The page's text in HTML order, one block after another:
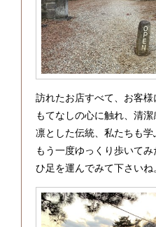
訪れたお店すべて、お客
もてなしの心に触れ、清
凛とした伝統、私たちも学
もう一度ゆっくり歩いて
ひ足を運んでみて下さいね